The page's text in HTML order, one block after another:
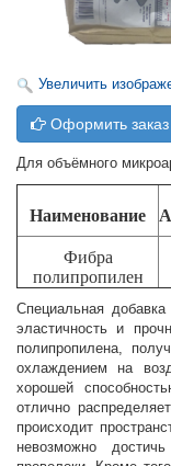
Увеличить
Оформить заказ
Для объёмного
Наименование
Фибра
полипропилен
Специальная
эластичность и
полипропилена,
охлаждением на
хорошей
отлично
происходит
невозможно